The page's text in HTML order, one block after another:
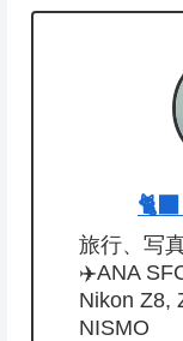
旅行、写
✈️ANA
Nikon Z8,
NISMO